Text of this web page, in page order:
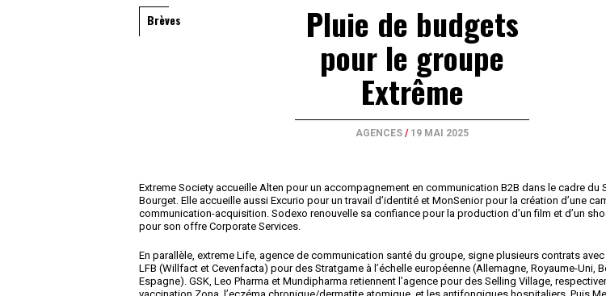
Brèves Pluie de budgets
pour le groupe
Extrême
AGENCES / 19 MAI 2025
Extreme Society accueille Alten pour un accompagnement en communication B2B dans le cadre du
Bourget. Elle accueille aussi Excurio pour un travail d’identité et MonSenior pour la création d’une
communication-acquisition. Sodexo renouvelle sa confiance pour la production d’un film et d’un
pour son offre Corporate Services.
En parallèle, extreme Life, agence de communication santé du groupe, signe plusieurs contrats
LFB (Willfact et Cevenfacta) pour des Stratgame à l’échelle européenne (Allemagne, Royaume-Uni,
Espagne). GSK, Leo Pharma et Mundipharma retiennent l’agence pour des Selling Village,